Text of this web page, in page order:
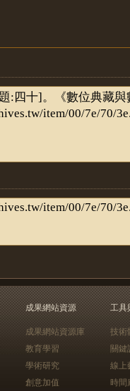
成果網站資源
成果網站資源庫
教育學習
學術研究
創意加值
工具
技術
關鍵
線上
時間